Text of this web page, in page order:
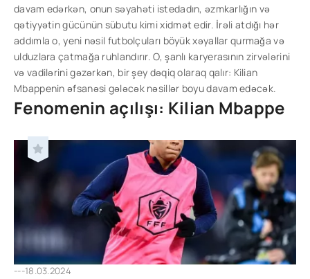
davam edərkən, onun səyahəti istedadın, əzmkarlığın və
qətiyyətin gücünün sübutu kimi xidmət edir. İrəli atdığı hər
addımla o, yeni nəsil futbolçuları böyük xəyallar qurmağa və
ulduzlara çatmağa ruhlandırır. O, şanlı karyerasının zirvələrini
və vadilərini gəzərkən, bir şey dəqiq olaraq qalır: Kilian
Mbappenin əfsanəsi gələcək nəsillər boyu davam edəcək.
Fenomenin açılışı: Kilian Mbappe
---18.03.2024